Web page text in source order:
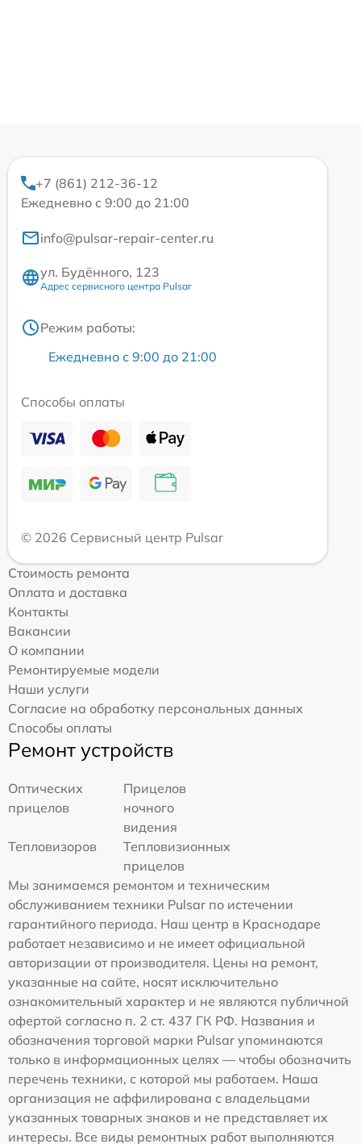
+7 (861) 212-36-12
Ежедневно с 9:00 до 21:00
info@pulsar-repair-center.ru
ул. Будённого, 123
Адрес сервисного центра Pulsar
Режим работы:
Ежедневно с 9:00 до 21:00
Способы оплаты
© 2026 Сервисный центр Pulsar
Стоимость ремонта
Оплата и доставка
Контакты
Вакансии
О компании
Ремонтируемые модели
Наши услуги
Согласие на обработку персональных данных
Способы оплаты
Ремонт устройств
Оптических
прицелов
Прицелов
ночного
видения
Тепловизоров
Тепловизионных
прицелов
Мы занимаемся ремонтом и техническим
обслуживанием техники Pulsar по истечении
гарантийного периода. Наш центр в Краснодаре
работает независимо и не имеет официальной
авторизации от производителя. Цены на ремонт,
указанные на сайте, носят исключительно
ознакомительный характер и не являются публичной
офертой согласно п. 2 ст. 437 ГК РФ. Названия и
обозначения торговой марки Pulsar упоминаются
только в информационных целях — чтобы обозначить
перечень техники, с которой мы работаем. Наша
организация не аффилирована с владельцами
указанных товарных знаков и не представляет их
интересы. Все виды ремонтных работ выполняются